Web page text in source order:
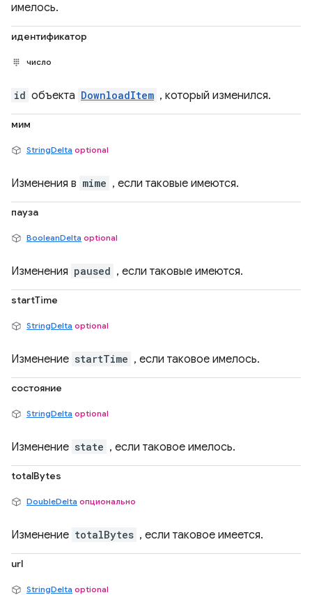
имелось.
идентификатор
число
id объекта DownloadItem , который изменился.
мим
StringDelta optional
Изменения в mime , если таковые имеются.
пауза
BooleanDelta optional
Изменения paused , если таковые имеются.
startTime
StringDelta optional
Изменение startTime , если таковое имелось.
состояние
StringDelta optional
Изменение state , если таковое имелось.
totalBytes
DoubleDelta опционально
Изменение totalBytes , если таковое имеется.
url
StringDelta optional